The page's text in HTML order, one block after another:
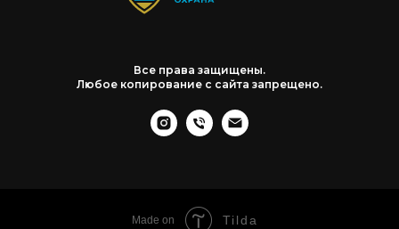
Все права защищены.
Любое копирование с сайта запрещено.
Made on Tilda